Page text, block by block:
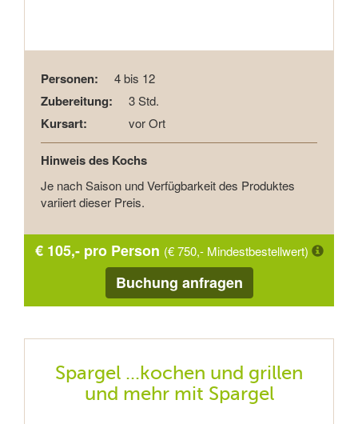
Personen: 4 bis 12
Zubereitung: 3 Std.
Kursart: vor Ort
Hinweis des Kochs
Je nach Saison und Verfügbarkeit des Produktes
variiert dieser Preis.
€ 105,- pro Person (€ 750,- Mindestbestellwert)
Buchung anfragen
Spargel ...kochen und grillen
und mehr mit Spargel